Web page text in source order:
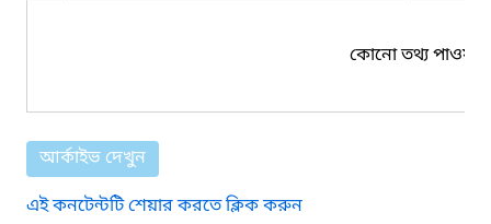
কোনো তথ্য পাওয়া
আর্কাইভ দেখুন
এই কনটেন্টটি শেয়ার করতে ক্লিক করুন